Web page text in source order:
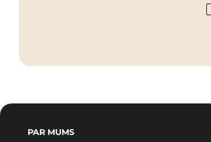
PAR MUMS